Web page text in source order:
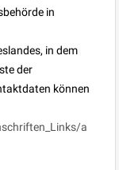
in
in dem
der
können
a